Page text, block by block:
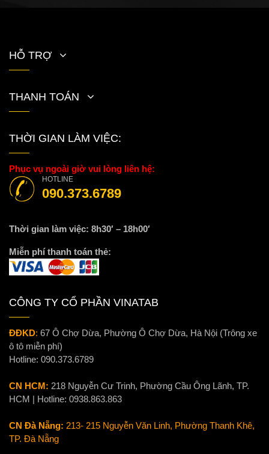
HỖ TRỢ
THANH TOÁN
THỜI GIAN LÀM VIỆC:
Phục vụ ngoài giờ vui lòng liên hệ:
HOTLINE
090.373.6789
Thời gian làm việc: 8h30′ – 18h00′
Miễn phí thanh toán thẻ:
CÔNG TY CỔ PHẦN VINATAB
ĐĐKD: 67 Ô Chợ Dừa, Phường Ô Chợ Dừa, Hà Nội (Trông xe
ô tô miễn phí)
Hotline: 090.373.6789
CN HCM: 218 Nguyễn Cư Trinh, Phường Cầu Ông Lãnh, TP.
HCM | Hotline: 0938.863.863
CN Đà Nẵng: 213- 215 Nguyễn Văn Linh, Phường Thanh Khê,
TP. Đà Nẵng